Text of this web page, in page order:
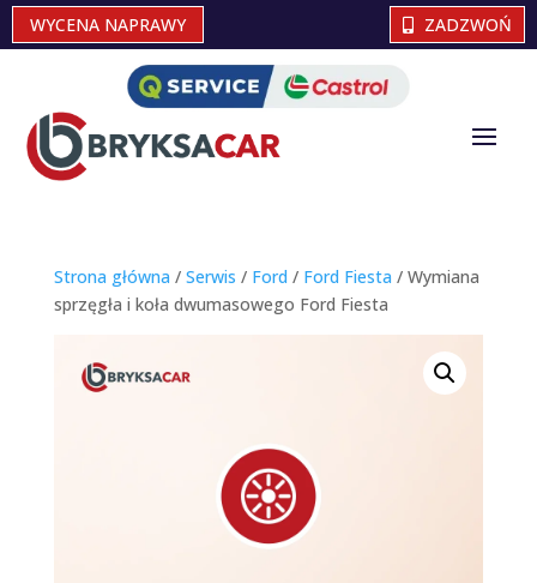
WYCENA NAPRAWY ZADZWOŃ
Strona główna / Serwis / Ford / Ford Fiesta / Wymiana
sprzęgła i koła dwumasowego Ford Fiesta